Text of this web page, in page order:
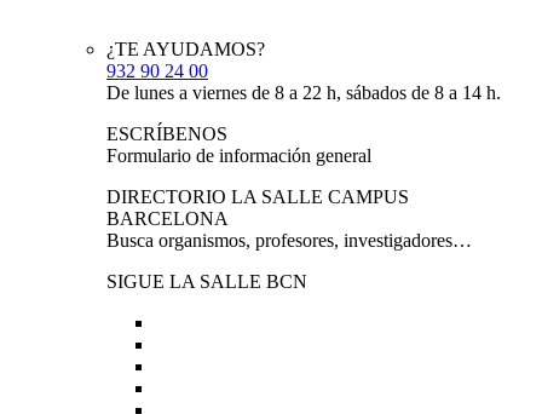
¿TE AYUDAMOS?
932 90 24 00
De lunes a viernes de 8 a 22 h, sábados de 8 a 14 h.
ESCRÍBENOS
Formulario de información general
DIRECTORIO LA SALLE CAMPUS
BARCELONA
Busca organismos, profesores, investigadores…
SIGUE LA SALLE BCN